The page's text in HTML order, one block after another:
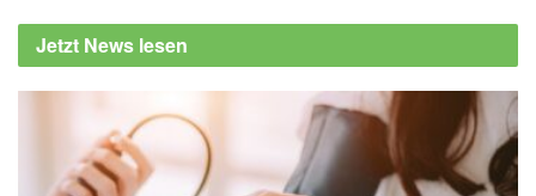
u.a.: Mapping Brain-Wide Afferent Inputs of
Parvalbumin-Expressing GABAergic
Long-Range Circuit Motifs. Cell Reports,
2019,
cell.com
Jetzt News lesen